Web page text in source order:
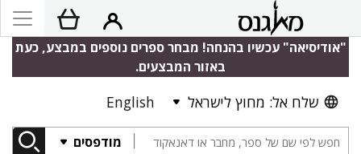
"אודיסיאה" עכשיו בהנחה! מבחר ספרים נוספים במבצע, כעת
באזור המבצעים.
שלח אל: מחוץ לישראל English
מודפסים